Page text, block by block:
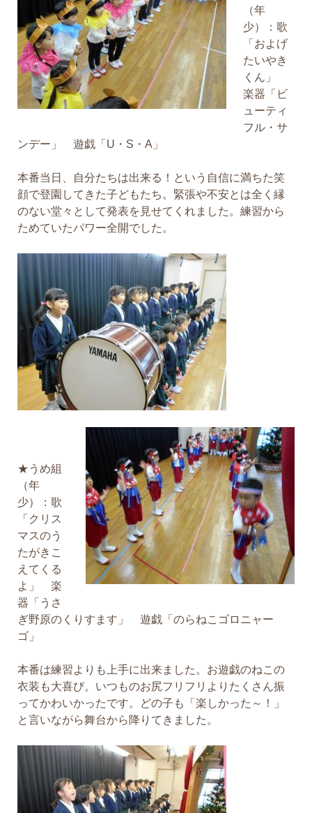
（年
少）：歌
「およげ
たいやき
くん」
楽器「ビ
ューティ
フル・サ
ンデー」 遊戯「U・S・A」
本番当日、自分たちは出来る！という自信に満ちた笑
顔で登園してきた子どもたち。緊張や不安とは全く縁
のない堂々として発表を見せてくれました。練習から
ためていたパワー全開でした。
★うめ組
（年
少）：歌
「クリス
マスのう
たがきこ
えてくる
よ」 楽
器「うさ
ぎ野原のくりすます」 遊戯「のらねこゴロニャー
ゴ」
本番は練習よりも上手に出来ました。お遊戯のねこの
衣装も大喜び。いつものお尻フリフリよりたくさん振
ってかわいかったです。どの子も「楽しかった～！」
と言いながら舞台から降りてきました。